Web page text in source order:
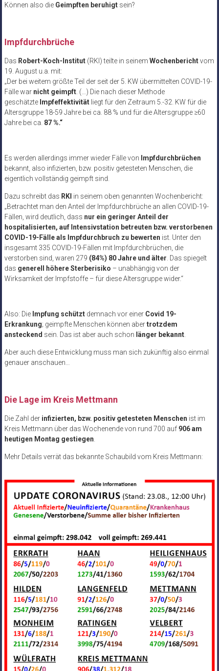
Können also die Geimpften beruhigtsein?
Impfdurchbrüche
Das Robert-Koch-Institut(RKI) teilte in seinem Wochenberichtvom
19. August u.a. mit:
„Der bei weitem größte Teil der seit der 5. KW übermittelten COVID-19-
Fälle war nicht geimpft. (…) Die nach dieser Methode
geschätzte Impfeffektivitätliegt für den Zeitraum 5.-32. KW für die
Altersgruppe 18-59 Jahre bei ca. 88 % und für die Altersgruppe ≥60
Jahre bei ca. 87 %.“
Es werden allerdings immer wieder Fälle von Impfdurchbrüchen
bekannt, also infizierten, bzw. positiv getesteten Menschen, die
eigentlich vollständig geimpft sind.
Dazu schreibt das RKI in seinem oben genannten Wochenbericht:
„Betrachtet man den Anteil der Impfdurchbrüche an allen COVID-19-
Fällen, wird deutlich, dass nur ein geringer Anteil der
hospitalisierten, auf Intensivstation betreuten bzw. verstorbenen
COVID-19-Fälle als Impfdurchbruch zu bewerten ist. Unter den
insgesamt 335 COVID-19-Fällen mit Impfdurchbrüchen, die
verstorben sind, waren 279 (84%) 80 Jahre und älter . Das spiegelt
das generell höhere Sterberisiko – unabhängig von der
Wirksamkeit der Impfstoffe – für diese Altersgruppe wider.“
Also: Die Impfung schütztdemnach vor einer Covid 19-
Erkrankung; geimpfte Menschen können abertrotzdem
ansteckend sein. Das ist aber auch schon länger bekannt.
Aber auch diese Entwicklung muss man sich zukünftig also einmal
genauer anschauen…
Die Lage im Kreis Mettmann
Die Zahl der infizierten, bzw. positiv getesteten Menschen ist im
Kreis Mettmann über das Wochenende von rund 700 auf 906 am
heutigen Montag gestiegen
Mehr Details verrät das bekannte Schaubild vom Kreis Mettmann: